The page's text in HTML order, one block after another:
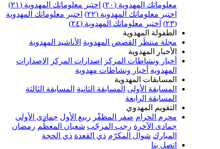
المهدوية (٢٠)
اختبر معلوماتك المهدوية (٢١)
معلوماتك المهدوية (٢٢)
اختبر معلوماتك المهدوية
اختبر معلوماتك المهدوية (٢٤)
المهدوية
منتظَر
القصص المهدوية الأناشيد المهدوية
المهدوية
ونشاطات المركز اصدارات المركز الإصدارات
أخبار ونشاطات مهدوية
المهدوية
الأولى المسابقة الثانية المسابقة الثالثة
الرابعة
المهدوي
الحرام
صفر المظفّر ربيع الأول جمادى الأولى
رجب المرجّب شعبان المعظّم رمضان
شوال المكرّم ذي القعدة ذي الحجة